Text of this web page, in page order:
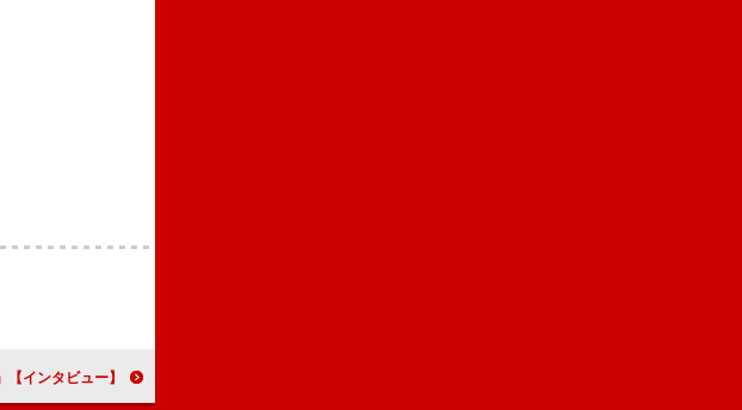
【インタビュー】「本気のしるし」土村芳「オーディションに受かったときは驚きました」深田晃司監督「男をドキッとさせるようなせりふを、土村さんはナチュラルに言ってくれた」唯一無二のヒロイン誕生の舞台裏！